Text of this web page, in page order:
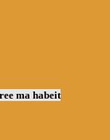
ma habeit